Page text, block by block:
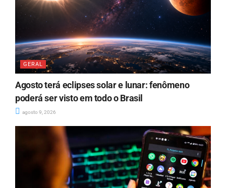
GERAL
Agosto terá eclipses solar e lunar: fenômeno
poderá ser visto em todo o Brasil
agosto 9, 2026